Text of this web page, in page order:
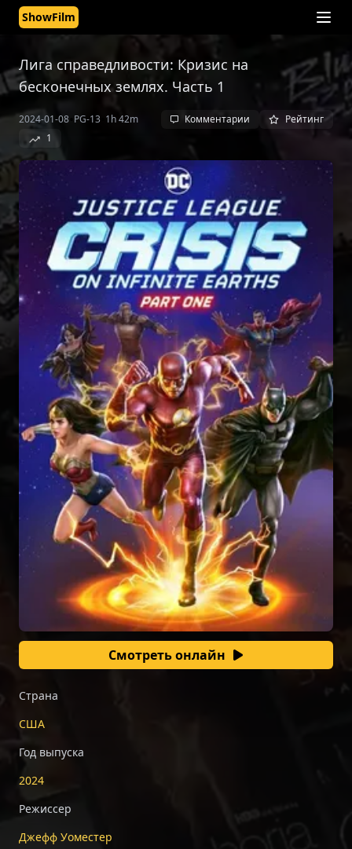
ShowFilm
Лига справедливости: Кризис на
бесконечных землях. Часть 1
2024-01-08 PG-13 1h 42m Комментарии
Рейтинг
1
Смотреть онлайн
Страна
США
Год выпуска
2024
Режиссер
Джефф Уоместер